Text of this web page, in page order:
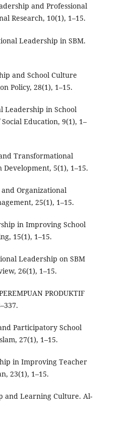
and Professional
Research, 10(1), 1–15.
Leadership in SBM.
and School Culture
Policy, 28(1), 1–15.
Leadership in School
Education, 9(1), 1–
Transformational
5(1), 1–15.
Organizational
25(1), 1–15.
in Improving School
15(1), 1–15.
Leadership on SBM
26(1), 1–15.
PRODUKTIF
Participatory School
27(1), 1–15.
in Improving Teacher
23(1), 1–15.
and Learning Culture. Al-